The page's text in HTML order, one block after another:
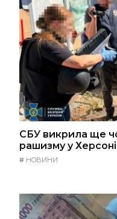
СБУ викрила ще
рашизму у
# НОВИНИ